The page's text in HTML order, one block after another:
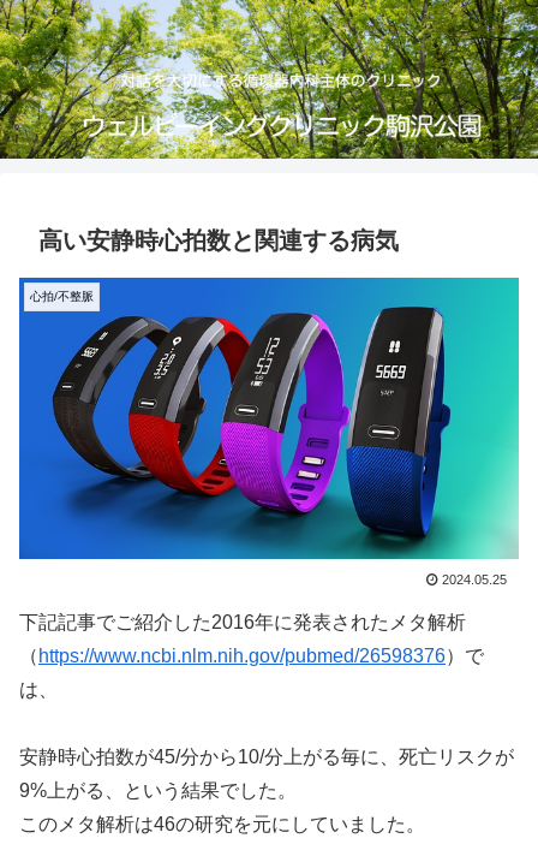
高い安静時心拍数と関連する病気
心拍/不整脈
2024.05.25
下記記事でご紹介した2016年に発表されたメタ解析
（ https://www.ncbi.nlm.nih.gov/pubmed/26598376）で
は、
安静時心拍数が45/分から10/分上がる毎に、死亡リスクが
9%上がる、という結果でした。
このメタ解析は46の研究を元にしていました。